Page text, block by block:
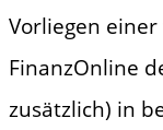
Vorliegen
FinanzOnline
zusätzlich) in